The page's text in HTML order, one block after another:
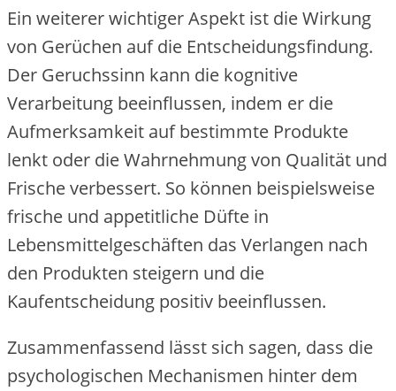
Ein weiterer wichtiger Aspekt ist die Wirkung
von Gerüchen auf die Entscheidungsfindung.
Der Geruchssinn kann die kognitive
Verarbeitung beeinflussen, indem er die
Aufmerksamkeit auf bestimmte Produkte
lenkt oder die Wahrnehmung von Qualität und
Frische verbessert. So können beispielsweise
frische und appetitliche Düfte in
Lebensmittelgeschäften das Verlangen nach
den Produkten steigern und die
Kaufentscheidung positiv beeinflussen.
Zusammenfassend lässt sich sagen, dass die
psychologischen Mechanismen hinter dem